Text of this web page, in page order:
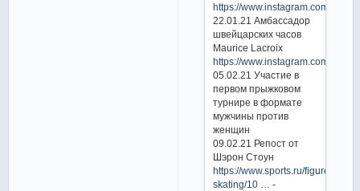
https://www.instagram.com/p/
22.01.21 Амбассадор
швейцарских часов
Maurice Lacroix
https://www.instagram.com/p/
05.02.21 Участие в
первом прыжковом
турнире в формате
мужчины против
женщин
09.02.21 Репост от
Шэрон Стоун
https://www.sports.ru/figure-
skating/10 … -